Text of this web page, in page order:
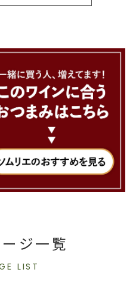
ジ一覧
LIST